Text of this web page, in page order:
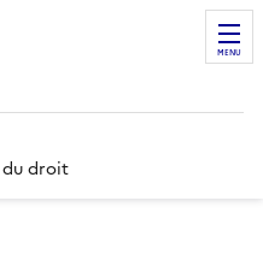
MENU
du droit